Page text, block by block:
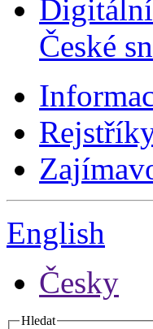
České
English
Česky
Hledat